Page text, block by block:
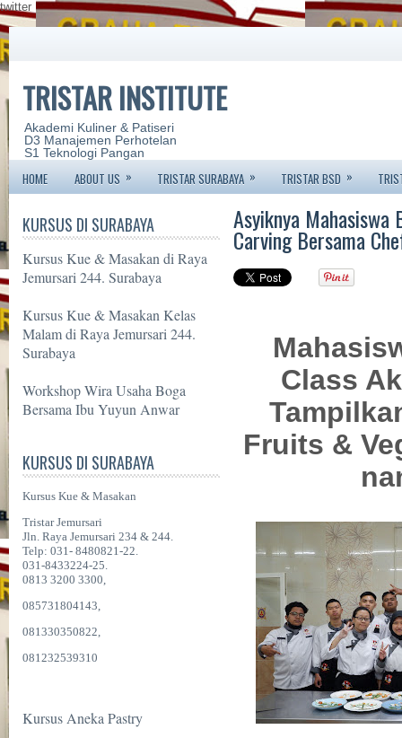
twitter
TRISTAR INSTITUTE
Akademi Kuliner & Patiseri
D3 Manajemen Perhotelan
S1 Teknologi Pangan
HOME ABOUT US » TRISTAR SURABAYA » TRISTAR BSD »
KURSUS DI SURABAYA
Kursus Kue & Masakan di Raya
Jemursari 244. Surabaya
Kursus Kue & Masakan Kelas
Malam di Raya Jemursari 244.
Surabaya
Workshop Wira Usaha Boga
Bersama Ibu Yuyun Anwar
KURSUS DI SURABAYA
Kursus Kue & Masakan
Tristar Jemursari
Jln. Raya Jemursari 234 & 244.
Telp: 031- 8480821-22.
031-8433224-25.
0813 3200 3300,
085731804143,
081330350822,
081232539310
Kursus Aneka Pastry
Asyiknya
Carving Bersama
Class
Fruits &